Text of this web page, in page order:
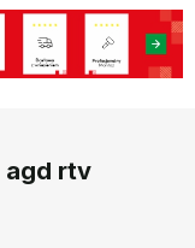
agd rtv